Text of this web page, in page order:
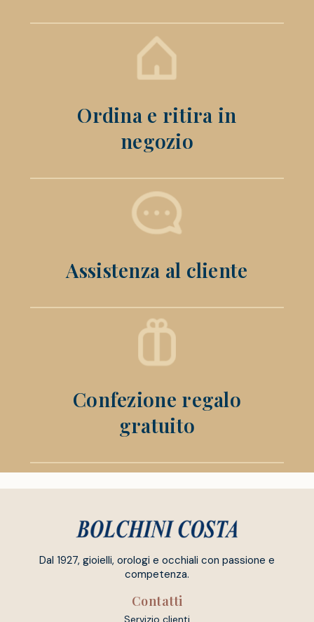
Ordina e ritira in
negozio
Assistenza al cliente
Confezione regalo
gratuito
Dal 1927, gioielli, orologi e occhiali con passione e
competenza.
Contatti
Servizio clienti